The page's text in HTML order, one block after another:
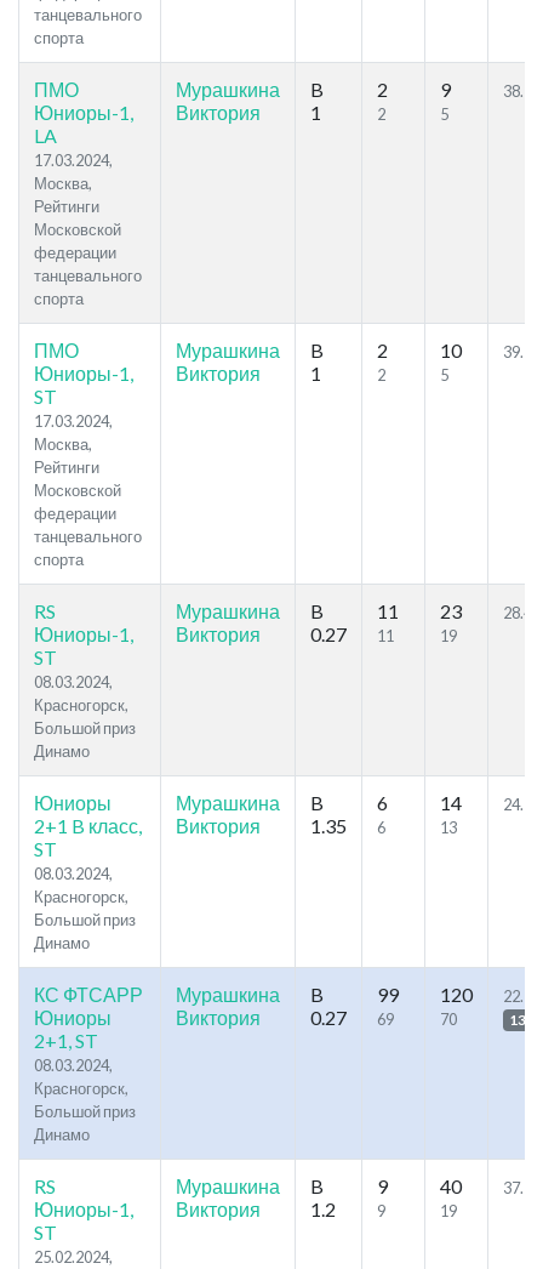
танцевального
спорта
ПМО
Юниоры-1,
LA
17.03.2024,
Москва,
Рейтинги
Московской
федерации
танцевального
спорта
Мурашкина
Виктория
B
1
2
2
9
5
38.54
ПМО
Юниоры-1,
ST
17.03.2024,
Москва,
Рейтинги
Московской
федерации
танцевального
спорта
Мурашкина
Виктория
B
1
2
2
10
5
39.76
RS
Юниоры-1,
ST
08.03.2024,
Красногорск,
Большой приз
Динамо
Мурашкина
Виктория
B
0.27
11
11
23
19
28.44
Юниоры
2+1 B класс,
ST
08.03.2024,
Красногорск,
Большой приз
Динамо
Мурашкина
Виктория
B
1.35
6
6
14
13
24.53
КС ФТСАРР
Юниоры
2+1, ST
08.03.2024,
Красногорск,
Большой приз
Динамо
Мурашкина
Виктория
B
0.27
99
69
120
70
22.12
134
RS
Юниоры-1,
ST
25.02.2024,
Мурашкина
Виктория
B
1.2
9
9
40
19
37.1